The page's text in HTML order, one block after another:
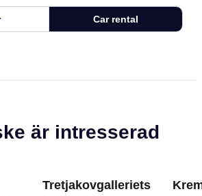
Car rental
är intresserad
Tretjakovgalleriets